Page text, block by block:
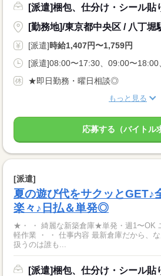
[派遣]梱包、仕分け・シール貼
[勤務地]/東京都中央区 / 八丁堀
[派遣]時給1,407円〜1,759円
[派遣]08:00〜17:30、09:00〜
★即日勤務・曜日相談◎
もっと見る
応募する（バイトル
[派遣]
夏の遊び代をサクッとGET♪
楽々♪日払＆単発◎
★・ ・ 綺麗な新築倉庫★単発・週1〜OK
軽作業 ・ ・ 仕事内容 最新倉庫だから、
扱うのは誰も...
[派遣]梱包、仕分け・シール貼